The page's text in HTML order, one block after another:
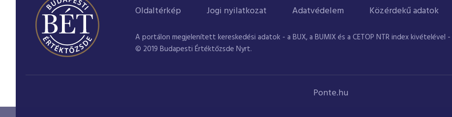
Oldaltérkép Jogi nyilatkozat Adatvédelem Közérdekű adatok
A portálon megjelenített kereskedési adatok - a BUX, a BUMIX és a CETOP NTR index
© 2019 Budapesti Értéktőzsde Nyrt.
Ponte.hu